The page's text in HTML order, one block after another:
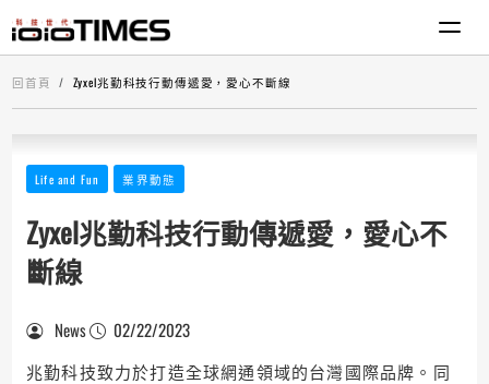
回首頁 Zyxel兆勤科技行動傳遞愛，愛心不斷線
Life and Fun 業界動態
Zyxel兆勤科技行動傳遞愛，愛心不
斷線
News
02/22/2023
兆勤科技致力於打造全球網通領域的台灣國際品牌。同